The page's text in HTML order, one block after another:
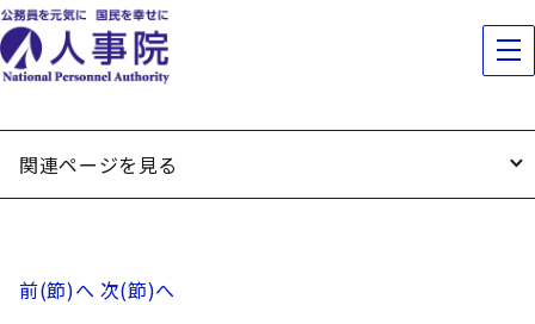
関連ページを見る
前(節)へ 次(節)へ